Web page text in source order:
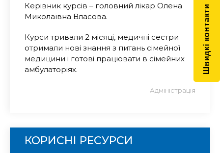
Керівник курсів – головний лікар Олена
Миколаївна Власова.
Курси тривали 2 місяці, медичні сестри
отримали нові знання з питань сімейної
медицини і готові працювати в сімейних
амбулаторіях.
Адміністрація
КОРИСНІ РЕСУРСИ
Швидкі контакти